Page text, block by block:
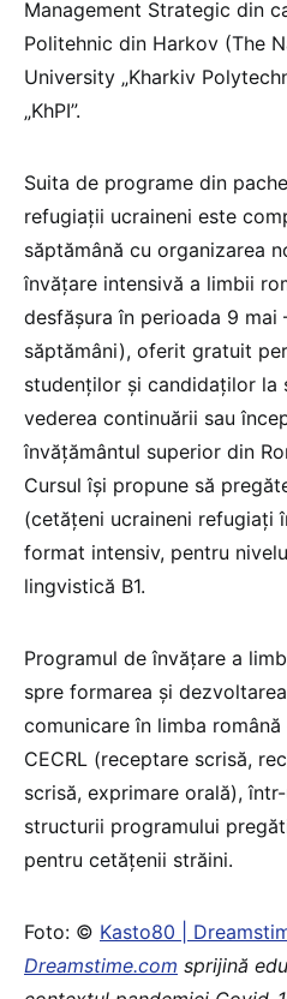
Management Strategic din
Politehnic din Harkov (The
University „Kharkiv
„KhPI”.
Suita de programe din
refugiaţii ucraineni este
săptămână cu organizarea
învăţare intensivă a limbii
desfăşura în perioada 9 mai
săptămâni), oferit gratuit
studenţilor şi candidaţilor la
vederea continuării sau
învăţământul superior din
Cursul îşi propune să
(cetăţeni ucraineni refugiaţi
format intensiv, pentru
lingvistică B1.
Programul de învăţare a
spre formarea şi
comunicare în limba
CECRL (receptare scrisă,
scrisă, exprimare orală),
structurii programului
pentru cetăţenii străini.
Foto: © Kasto80 |
Dreamstime.com sprijină